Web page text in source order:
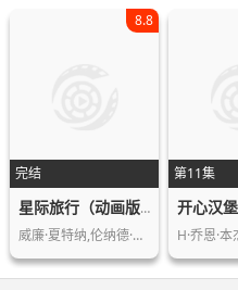
完结
8.8
星际旅行（动画版）第一季
威廉·夏特纳,伦纳德·尼莫伊,德福雷斯…
第11集